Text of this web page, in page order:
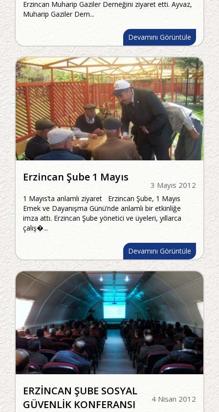
Erzincan Muharip Gaziler Derneğini ziyaret etti. Ayvaz,
Muharip Gaziler Dern...
Devamını Görüntüle
3 Mayıs 2012
Erzincan Şube 1 Mayıs
1 Mayıs’ta anlamlı ziyaret Erzincan Şube, 1 Mayıs
Emek ve Dayanışma Günü’nde anlamlı bir etkinliğe
imza attı. Erzincan Şube yönetici ve üyeleri, yıllarca
çalış�...
Devamını Görüntüle
4 Nisan 2012
ERZİNCAN ŞUBE SOSYAL
GÜVENLİK KONFERANSI